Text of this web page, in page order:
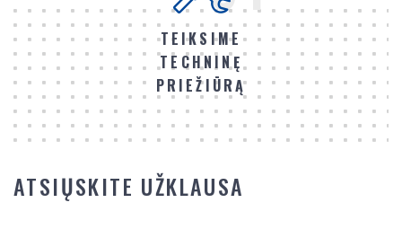
TEIKSIME
TECHNINĘ
PRIEŽIŪRĄ
ATSIŲSKITE UŽKLAUSA